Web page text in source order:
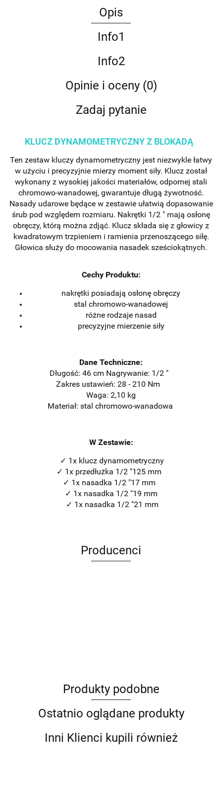
Opis
Info1
Info2
Opinie i oceny (0)
Zadaj pytanie
KLUCZ DYNAMOMETRYCZNY Z BLOKADĄ
Ten zestaw kluczy dynamometryczny jest niezwykle łatwy
w użyciu i precyzyjnie mierzy moment siły. Klucz został
wykonany z wysokiej jakości materiałów, odpornej stali
chromowo-wanadowej, gwarantuje długą żywotność.
Nasady udarowe będące w zestawie ułatwią dopasowanie
śrub pod względem rozmiaru. Nakrętki 1/2 " mają osłonę
obręczy, którą można zdjąć. Klucz składa się z głowicy z
kwadratowym trzpieniem i ramienia przenoszącego siłę.
Głowica służy do mocowania nasadek sześciokątnych.
Cechy Produktu:
nakrętki posiadają osłonę obręczy
stal chromowo-wanadowej
różne rodzaje nasad
precyzyjne mierzenie siły
Dane Techniczne:
Długość: 46 cm Nagrywanie: 1/2 "
Zakres ustawień: 28 - 210 Nm
Waga: 2,10 kg
Materiał: stal chromowo-wanadowa
W Zestawie:
✓ 1x klucz dynamometryczny
✓ 1x przedłużka 1/2 "125 mm
✓ 1x nasadka 1/2 "17 mm
✓ 1x nasadka 1/2 "19 mm
✓ 1x nasadka 1/2 "21 mm
Producenci
Barut
Produkty podobne
Ostatnio oglądane produkty
Inni Klienci kupili również